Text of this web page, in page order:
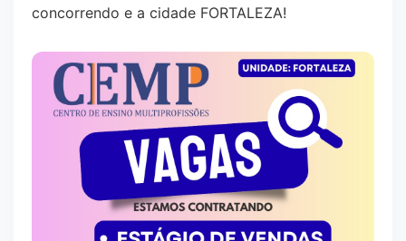
concorrendo e a cidade FORTALEZA!